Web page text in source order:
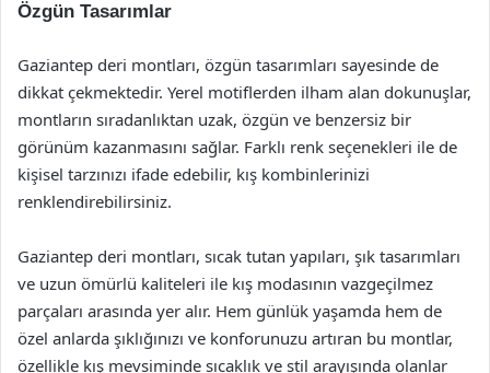
Özgün Tasarımlar
Gaziantep deri montları, özgün tasarımları sayesinde de
dikkat çekmektedir. Yerel motiflerden ilham alan dokunuşlar,
montların sıradanlıktan uzak, özgün ve benzersiz bir
görünüm kazanmasını sağlar. Farklı renk seçenekleri ile de
kişisel tarzınızı ifade edebilir, kış kombinlerinizi
renklendirebilirsiniz.
Gaziantep deri montları, sıcak tutan yapıları, şık tasarımları
ve uzun ömürlü kaliteleri ile kış modasının vazgeçilmez
parçaları arasında yer alır. Hem günlük yaşamda hem de
özel anlarda şıklığınızı ve konforunuzu artıran bu montlar,
özellikle kış mevsiminde sıcaklık ve stil arayışında olanlar